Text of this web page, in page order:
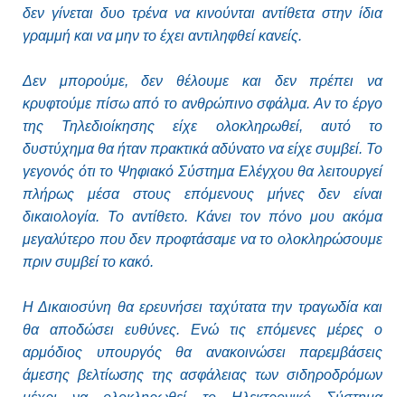
δεν γίνεται δυο τρένα να κινούνται αντίθετα στην ίδια
γραμμή και να μην το έχει αντιληφθεί κανείς.
Δεν μπορούμε, δεν θέλουμε και δεν πρέπει να
κρυφτούμε πίσω από το ανθρώπινο σφάλμα. Αν το έργο
της Τηλεδιοίκησης είχε ολοκληρωθεί, αυτό το
δυστύχημα θα ήταν πρακτικά αδύνατο να είχε συμβεί. Το
γεγονός ότι το Ψηφιακό Σύστημα Ελέγχου θα λειτουργεί
πλήρως μέσα στους επόμενους μήνες δεν είναι
δικαιολογία. Το αντίθετο. Κάνει τον πόνο μου ακόμα
μεγαλύτερο που δεν προφτάσαμε να το ολοκληρώσουμε
πριν συμβεί το κακό.
Η Δικαιοσύνη θα ερευνήσει ταχύτατα την τραγωδία και
θα αποδώσει ευθύνες. Ενώ τις επόμενες μέρες ο
αρμόδιος υπουργός θα ανακοινώσει παρεμβάσεις
άμεσης βελτίωσης της ασφάλειας των σιδηροδρόμων